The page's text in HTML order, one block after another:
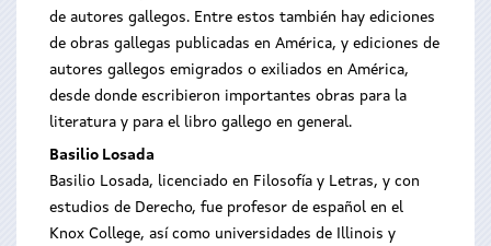
de autores gallegos. Entre estos también hay ediciones
de obras gallegas publicadas en América, y ediciones de
autores gallegos emigrados o exiliados en América,
desde donde escribieron importantes obras para la
literatura y para el libro gallego en general.
Basilio Losada
Basilio Losada, licenciado en Filosofía y Letras, y con
estudios de Derecho, fue profesor de español en el
Knox College, así como universidades de Illinois y